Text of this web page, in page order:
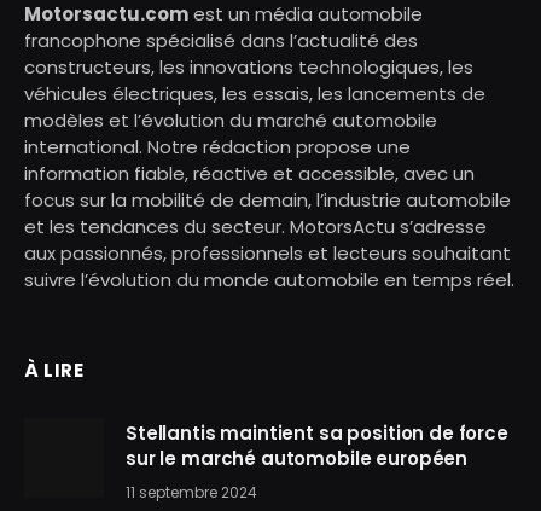
Motorsactu.comest un média automobile
francophone spécialisé dans l’actualité des
constructeurs, les innovations technologiques, les
véhicules électriques, les essais, les lancements de
modèles et l’évolution du marché automobile
international. Notre rédaction propose une
information fiable, réactive et accessible, avec un
focus sur la mobilité de demain, l’industrie automobile
et les tendances du secteur. MotorsActu s’adresse
aux passionnés, professionnels et lecteurs souhaitant
suivre l’évolution du monde automobile en temps réel.
À LIRE
Stellantis maintient sa position de force
sur le marché automobile européen
11 septembre 2024